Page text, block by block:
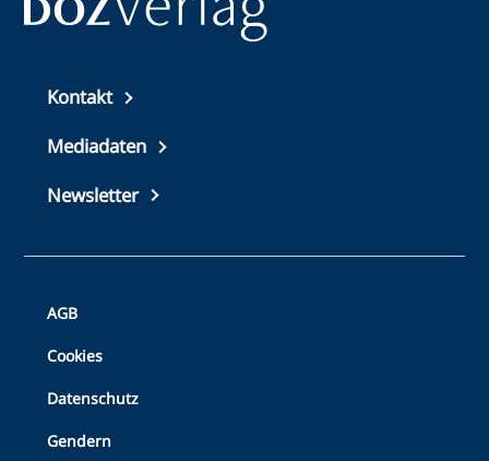
Top
footer
Kontakt
Mediadaten
Newsletter
Bottom
Footer
AGB
Cookies
Datenschutz
Gendern